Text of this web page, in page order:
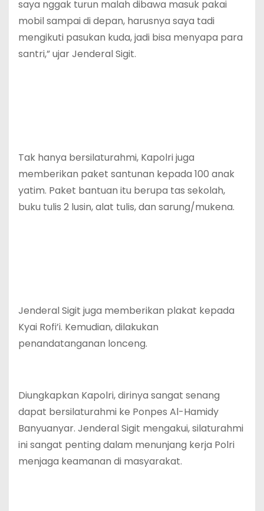
saya nggak turun malah dibawa masuk pakai
mobil sampai di depan, harusnya saya tadi
mengikuti pasukan kuda, jadi bisa menyapa para
santri,” ujar Jenderal Sigit.
Tak hanya bersilaturahmi, Kapolri juga
memberikan paket santunan kepada 100 anak
yatim. Paket bantuan itu berupa tas sekolah,
buku tulis 2 lusin, alat tulis, dan sarung/mukena.
Jenderal Sigit juga memberikan plakat kepada
Kyai Rofi’i. Kemudian, dilakukan
penandatanganan lonceng.
Diungkapkan Kapolri, dirinya sangat senang
dapat bersilaturahmi ke Ponpes Al-Hamidy
Banyuanyar. Jenderal Sigit mengakui, silaturahmi
ini sangat penting dalam menunjang kerja Polri
menjaga keamanan di masyarakat.